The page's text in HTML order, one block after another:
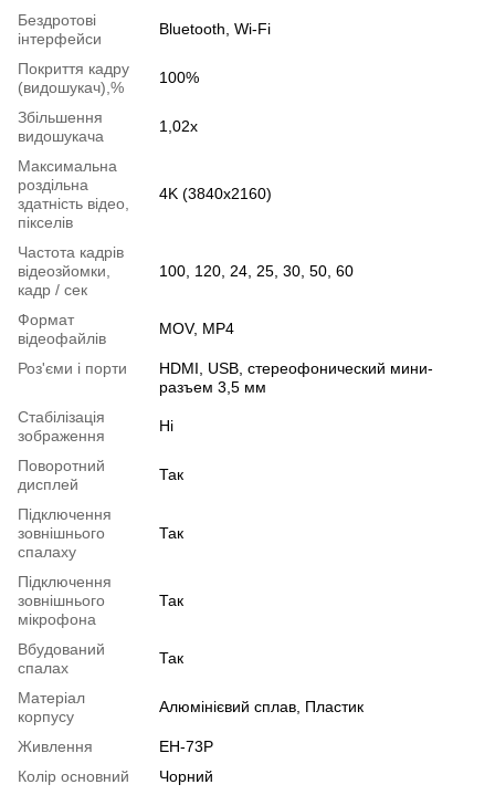
Бездротові
інтерфейси
Bluetooth, Wi-Fi
Покриття кадру
(видошукач),%
100%
Збільшення
видошукача
1,02х
Максимальна
роздільна
здатність відео,
пікселів
4K (3840x2160)
Частота кадрів
відеозйомки,
кадр / сек
100, 120, 24, 25, 30, 50, 60
Формат
відеофайлів
MOV, MP4
Роз'єми і порти
HDMI, USB, стереофонический мини-
разъем 3,5 мм
Cтабілізація
зображення
Ні
Поворотний
дисплей
Так
Підключення
зовнішнього
спалаху
Так
Підключення
зовнішнього
мікрофона
Так
Вбудований
спалах
Так
Матеріал
корпусу
Алюмінієвий сплав, Пластик
Живлення
EH-73P
Колір основний
Чорний